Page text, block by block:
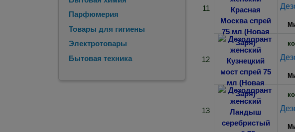
Парфюмерия
Товары для гигиены
Электротовары
Бытовая техника
11
12
13